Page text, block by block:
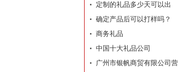
定制的礼品多少天可以出
货？
确定产品后可以打样吗？
商务礼品
中国十大礼品公司
广州市银帆商贸有限公司营